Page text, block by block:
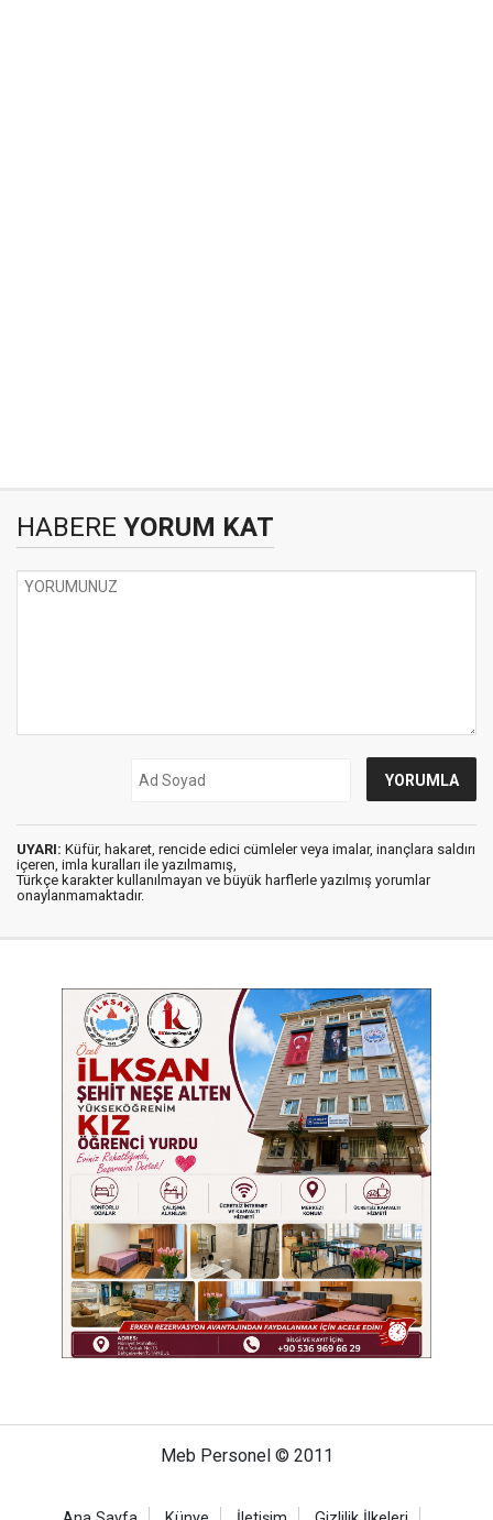
HABERE YORUM KAT
UYARI: Küfür, hakaret, rencide edici cümleler veya imalar, inançlara saldırı
içeren, imla kuralları ile yazılmamış,
Türkçe karakter kullanılmayan ve büyük harflerle yazılmış yorumlar
onaylanmamaktadır.
Meb Personel © 2011